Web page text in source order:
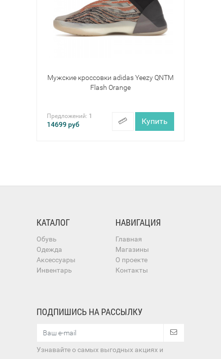
Мужские кроссовки adidas Yeezy QNTM
Flash Orange
Предложений: 1
14699руб Купить
КАТАЛОГ
Обувь
Одежда
Аксессуары
Инвентарь
НАВИГАЦИЯ
Главная
Магазины
О проекте
Контакты
ПОДПИШИСЬ НА РАССЫЛКУ
Узнавайте о самых выгодных акциях и